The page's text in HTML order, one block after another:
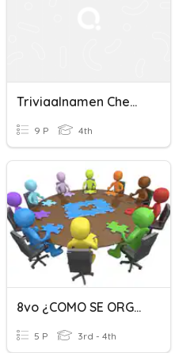
Triviaalnamen Chemie
9 P 4th
8vo ¿COMO SE ORGANIZAN LAS PERSONAS?
5 P 3rd - 4th